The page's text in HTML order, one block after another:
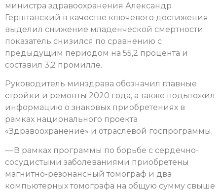
министра здравоохранения Александр
Герштанский в качестве ключевого достижения
выделил снижение младенческой смертности:
показатель снизился по сравнению с
предыдущим периодом на 55,2 процента и
составил 3,2 промилле.
Руководитель минздрава обозначил главные
стройки и ремонты 2020 года, а также подытожил
информацию о знаковых приобретениях в
рамках национального проекта
«Здравоохранение» и отраслевой госпрограммы.
— В рамках программы по борьбе с сердечно-
сосудистыми заболеваниями приобретены
магнитно-резонансный томограф и два
компьютерных томографа на общую сумму свыше